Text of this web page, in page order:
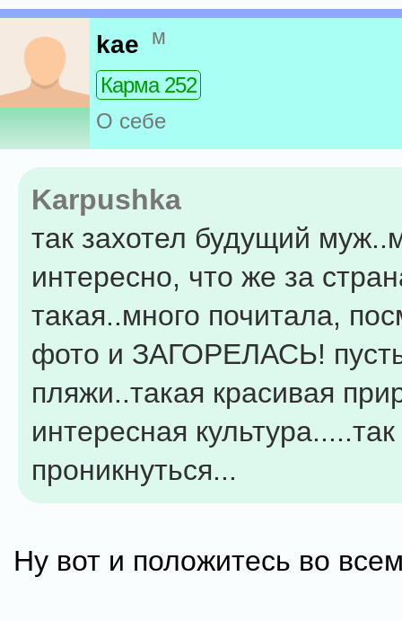
kae м
Карма 252
О себе
Karpushka
так захотел будущий
интересно, что же за
такая..много почитала,
фото и ЗАГОРЕЛАСЬ!
пляжи..такая красивая
интересная культура.....так
проникнуться...
Ну вот и положитесь во